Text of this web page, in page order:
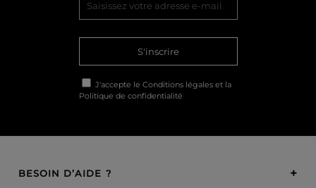
S'inscrire
J'accepte le Conditions légales et la
Politique de confidentialité
BESOIN D’AIDE ?